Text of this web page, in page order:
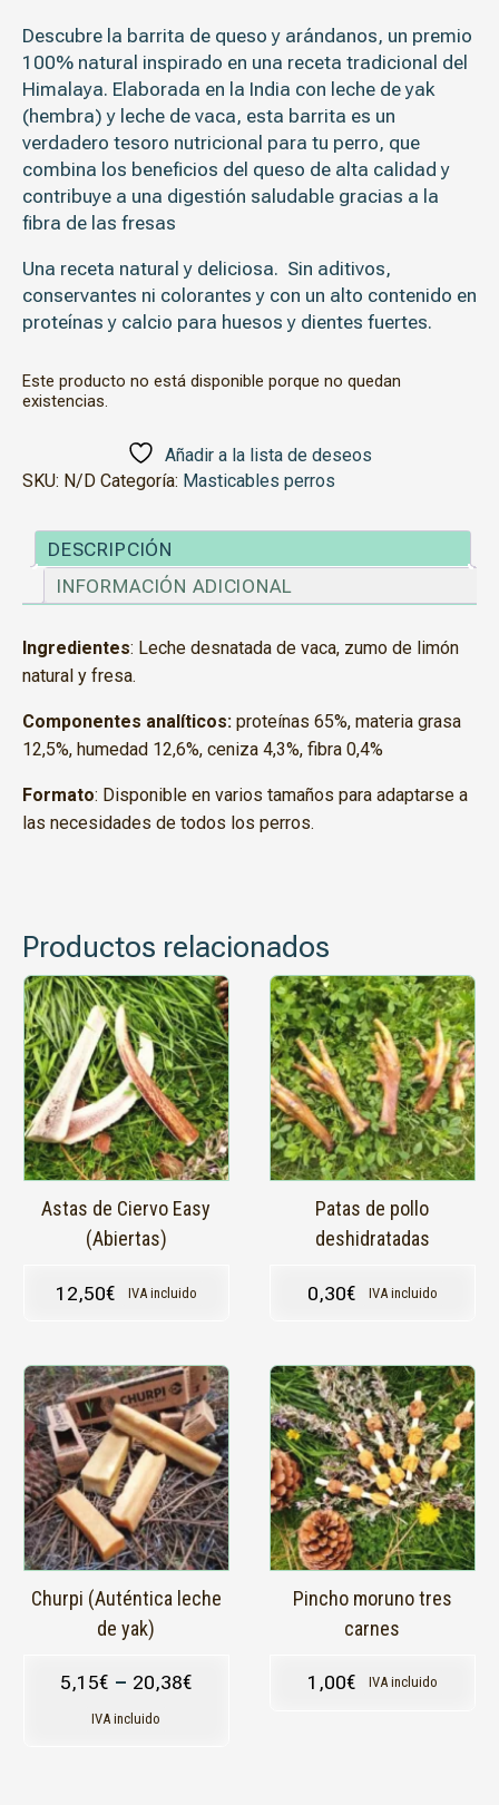
Descubre la barrita de queso y arándanos, un premio
100% natural inspirado en una receta tradicional del
Himalaya. Elaborada en la India con leche de yak
(hembra) y leche de vaca, esta barrita es un
verdadero tesoro nutricional para tu perro, que
combina los beneficios del queso de alta calidad y
contribuye a una digestión saludable gracias a la
fibra de las fresas
Una receta natural y deliciosa. Sin aditivos,
conservantes ni colorantes y con un a lto contenido en
proteínas y calcio para huesos y dientes fuertes.
Este producto no está disponible porque no quedan
existencias.
Añadir a la lista de deseos
SKU: N/D Categoría: Masticables perros
DESCRIPCIÓN
INFORMACIÓN ADICIONAL
Ingredientes: Leche desnatada de vaca, zumo de limón
natural y fresa.
Componentes analíticos: proteínas 65%, materia grasa
12,5%, humedad 12,6%, ceniza 4,3%, fibra 0,4%
Formato: Disponible en varios tamaños para adaptarse a
las necesidades de todos los perros.
Productos relacionados
Astas de Ciervo Easy
(Abiertas)
12,50€ IVA incluido
Este
producto
tiene
múltiples
variantes.
Las
opciones
se
pueden
elegir
producto
Patas de pollo
deshidratadas
0,30€ IVA incluido
Churpi (Auténtica leche
de yak)
5,15€ – 20,38€
IVA incluido
Este
producto
tiene
múltiples
variantes.
Las
opciones
se
pueden
elegir
en
producto
Pincho moruno tres
carnes
1,00€ IVA incluido